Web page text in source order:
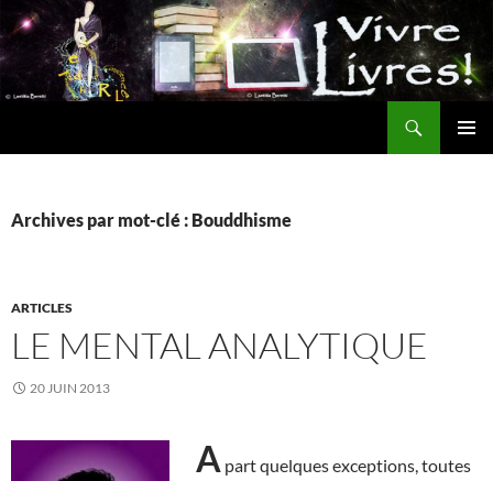
Aller
au
contenu
Archives par mot-clé : Bouddhisme
ARTICLES
LE MENTAL ANALYTIQUE
20 JUIN 2013
A part quelques exceptions, toutes